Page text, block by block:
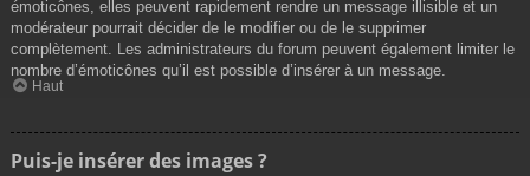
émoticônes, elles peuvent rapidement rendre un message illisible et un
modérateur pourrait décider de le modifier ou de le supprimer
complètement. Les administrateurs du forum peuvent également limiter le
nombre d’émoticônes qu’il est possible d’insérer à un message.
Haut
Puis-je insérer des images ?